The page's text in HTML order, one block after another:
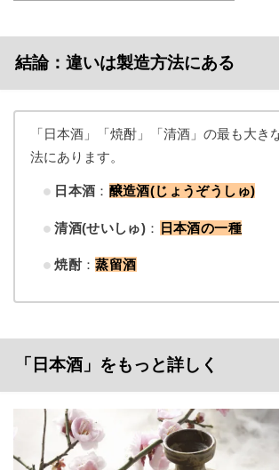
結論：違いは製造方法にある
「日本酒」「焼酎」「清酒」の最も大き
法にあります。
日本酒 ： 醸造酒(じょうぞうしゅ)
清酒(せいしゅ) ： 日本酒の一種
焼酎：蒸留酒
「日本酒」をもっと詳しく